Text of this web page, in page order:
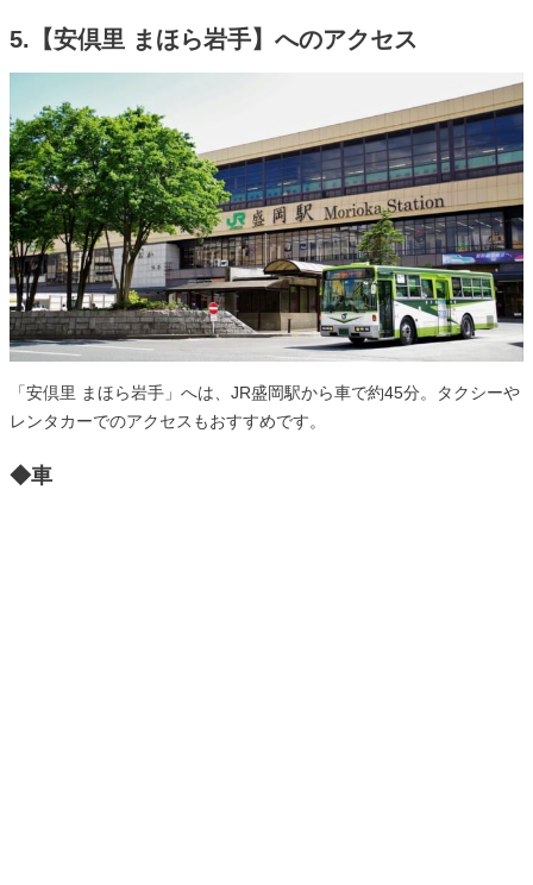
5.【安倶里 まほら岩手】へのアクセス
「安倶里 まほら岩手」へは、JR盛岡駅から車で約45分。タクシーや
レンタカーでのアクセスもおすすめです。
◆車